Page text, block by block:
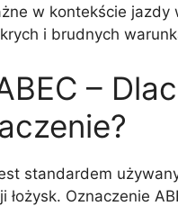
w kontekście jazdy
i brudnych
–
standardem
łożysk. Oznaczenie